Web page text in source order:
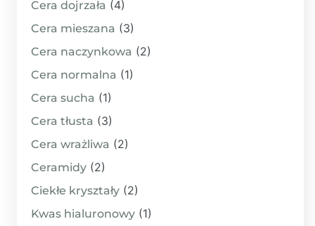
Cera dojrzała (4)
Cera mieszana (3)
Cera naczynkowa (2)
Cera normalna (1)
Cera sucha (1)
Cera tłusta (3)
Cera wrażliwa (2)
Ceramidy (2)
Ciekłe kryształy (2)
Kwas hialuronowy (1)